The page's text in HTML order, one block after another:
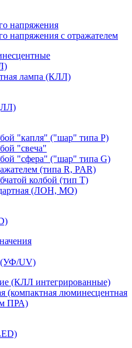
напряжения
напряжения с отражателем
лампа (КЛЛ)
"капля" ("шар" типа P)
"свеча"
"сфера" ("шар" типа G)
(типа R, PAR)
колбой (тип T)
(ЛОН, МО)
(УФ/UV)
(КЛЛ интегрированные)
(компактная люминесцентная
ПРА)